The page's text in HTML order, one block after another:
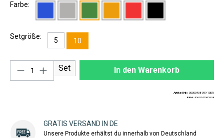
Farbe:
Setgröße: 5 10
Produkt Anzahl: Gib den gewünschten
Set In den Warenkorb
Artikel-Nr.: 00000438-399-10ER
EAN: 4260747992938
GRATIS VERSAND IN DE
Unsere Produkte erhältst du innerhalb von Deutschland